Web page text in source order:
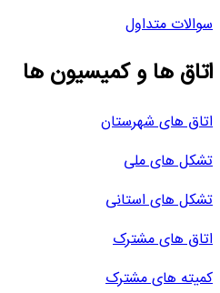
سوالات متداول
اتاق ها و کمیسیون ها
اتاق های شهرستان
تشکل های ملی
تشکل های استانی
اتاق های مشترک
کمیته های مشترک